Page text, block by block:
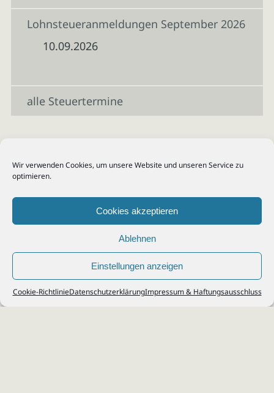
Wir verwenden Cookies, um unsere Website und unseren Service zu
optimieren.
Cookies akzeptieren
Ablehnen
Einstellungen anzeigen
Cookie-RichtlinieDatenschutzerklärungImpressum & Haftungsausschluss
Lohnsteueranmeldungen September 2026
10.09.2026
alle Steuertermine
© 2026Steuerberater Kempf, Köln - Steuerberatung Poll, Porz, Deutz, Mülheim,